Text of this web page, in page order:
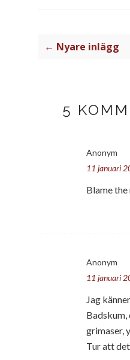
← Nyare inlägg
5
Anonym
11 januari
Blame the
Anonym
11 januari
Jag
Badskum,
grimaser,
Tur att